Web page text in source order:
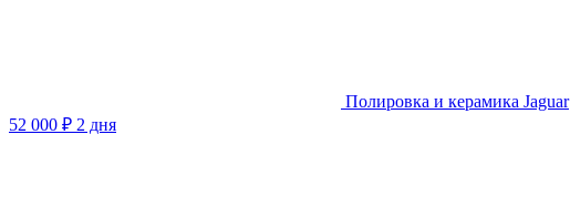
Полировка и керамика Jaguar
52 000 ₽ 2 дня